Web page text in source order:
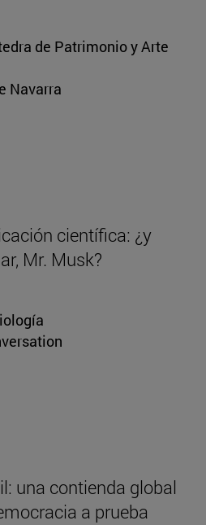
de Patrimonio y Arte
Navarra
científica: ¿y
Mr. Musk?
una contienda global
a prueba